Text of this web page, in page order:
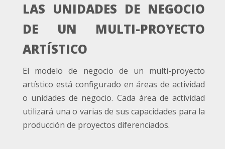
LAS UNIDADES DE NEGOCIO
DE UN MULTI-PROYECTO
ARTÍSTICO
El modelo de negocio de un multi-proyecto
artístico está configurado en áreas de actividad
o unidades de negocio. Cada área de actividad
utilizará una o varias de sus capacidades para la
producción de proyectos diferenciados.